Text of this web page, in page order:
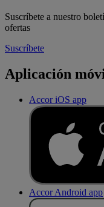
Suscríbete a nuestro
ofertas
Suscríbete
Aplicación
Accor iOS app
Accor Android app